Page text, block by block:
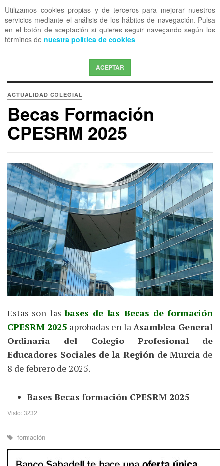
Utilizamos cookies propias y de terceros para mejorar nuestros
servicios mediante el análisis de los hábitos de navegación. Pulsa
en el botón de aceptación si quieres seguir navegando según los
términos de nuestra política de cookies
ACEPTAR
OFF CANVAS
ACTUALIDAD COLEGIAL
Becas Formación
CPESRM 2025
Estas son lasbases de las Becas de formación
CPESRM 2025 aprobadas en la Asamblea General
Ordinaria del Colegio Profesional de
Educadores Sociales de la Región de Murcia de
8 de febrero de 2025.
Bases Becas formación CPESRM 2025
Visto: 3232
formación